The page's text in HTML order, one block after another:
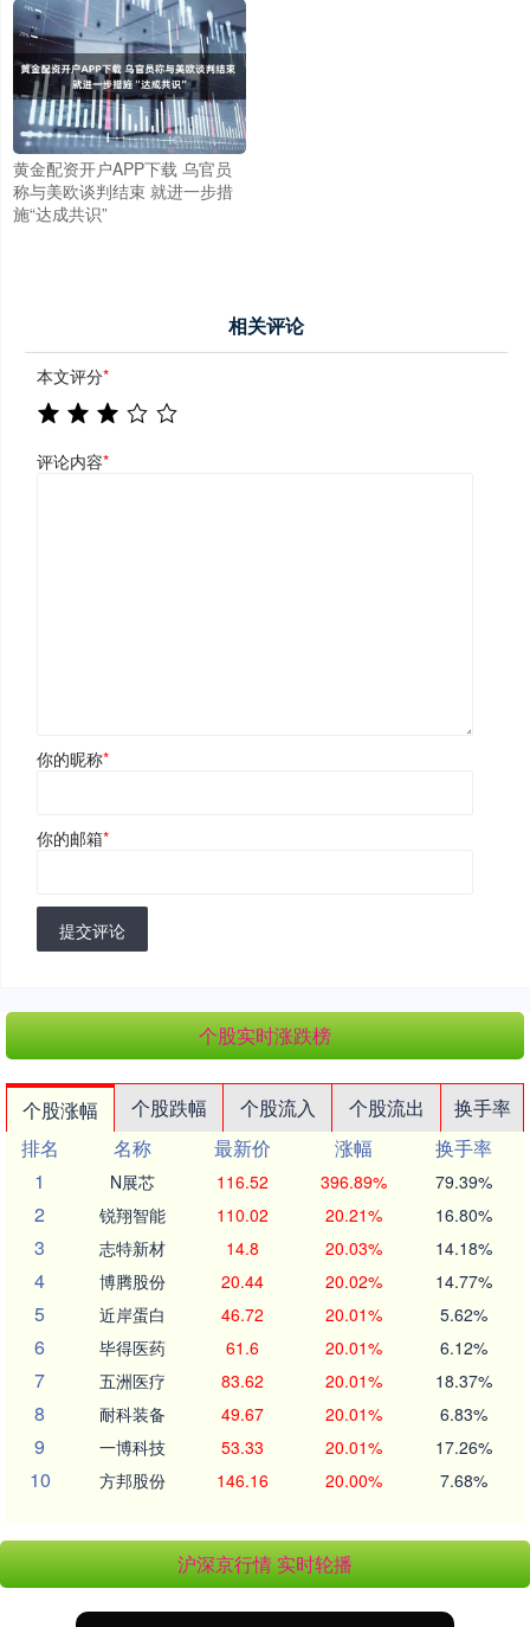
黄金配资开户APP下载 乌官员
称与美欧谈判结束 就进一步措
施“达成共识”
相关评论
本文评分*
评论内容*
你的昵称*
你的邮箱*
提交评论
个股实时涨跌榜
个股涨幅 个股跌幅 个股流入 个股流出
换手率
排名
名称 最新价 涨幅
换手率
1
N展芯 116.52 396.89% 79.39%
2 锐翔智能 110.02 20.21% 16.80%
3 志特新材 14.8 20.03% 14.18%
4 博腾股份 20.44 20.02% 14.77%
5 近岸蛋白 46.72 20.01% 5.62%
6 毕得医药 61.6 20.01% 6.12%
7 五洲医疗 83.62 20.01% 18.37%
8 耐科装备 49.67 20.01% 6.83%
9 一博科技 53.33 20.01% 17.26%
10 方邦股份 146.16 20.00% 7.68%
沪深京行情 实时轮播